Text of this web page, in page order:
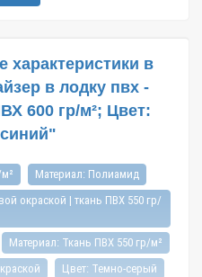
в
в лодку пвх -
600 гр/м²; Цвет:
Материал: Полиамид
окраской | ткань ПВХ 550 гр/
Материал: Ткань ПВХ 550 гр/м²
Цвет: Темно-серый